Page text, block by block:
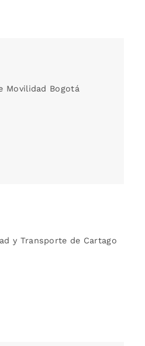
Movilidad Bogotá
y Transporte de Cartago